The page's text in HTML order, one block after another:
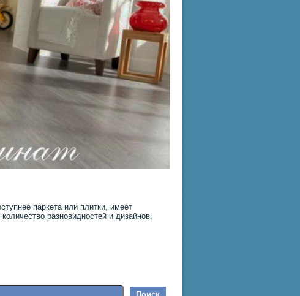
паркета или плитки, имеет
разновидностей и дизайнов.